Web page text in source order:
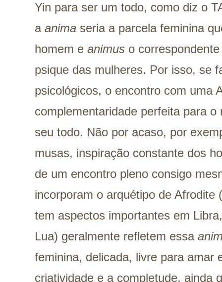
Yin para ser um todo, como diz o
a anima seria a parcela feminina
homem e animus o
psique das mulheres. Por isso, se
psicológicos, o encontro com uma
complementaridade perfeita para
seu todo. Não por acaso, por
musas, inspiração constante dos
de um encontro pleno consigo
incorporam o arquétipo de Afrodite
tem aspectos importantes em
Lua) geralmente refletem essa
feminina, delicada, livre para amar
criatividade e a completude, ainda